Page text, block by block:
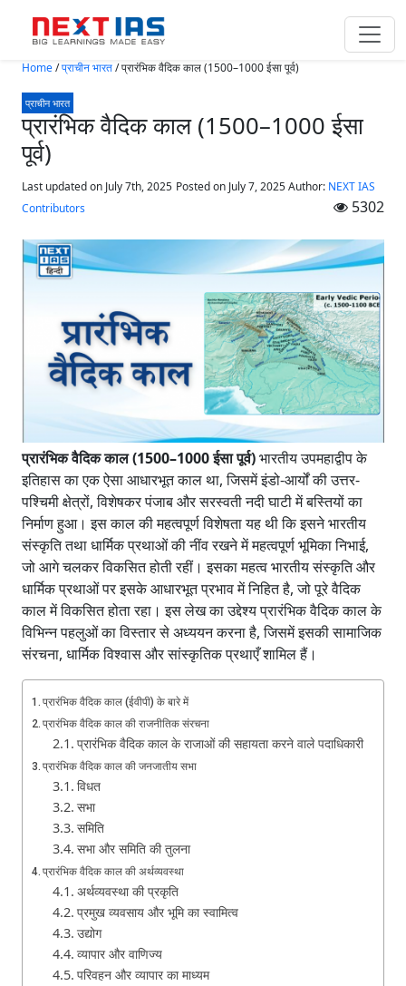
Skip to main content
Home/प्राचीन भारत/प्रारंभिक वैदिक काल (1500–1000 ईसा पूर्व)
प्राचीन भारत
प्रारंभिक वैदिक काल (1500–1000 ईसा
पूर्व)
Last updated on July 7th, 2025 Posted on July 7, 2025Author: NEXT IAS
Contributors
5302
प्रारंभिक वैदिक काल (1500–1000 ईसा पूर्व)भारतीय उपमहाद्वीप के
इतिहास का एक ऐसा आधारभूत काल था, जिसमें इंडो-आर्यों की उत्तर-
पश्चिमी क्षेत्रों, विशेषकर पंजाब और सरस्वती नदी घाटी में बस्तियों का
निर्माण हुआ। इस काल की महत्वपूर्ण विशेषता यह थी कि इसने भारतीय
संस्कृति तथा धार्मिक प्रथाओं की नींव रखने में महत्वपूर्ण भूमिका निभाई,
जो आगे चलकर विकसित होती रहीं। इसका महत्व भारतीय संस्कृति और
धार्मिक प्रथाओं पर इसके आधारभूत प्रभाव में निहित है, जो पूरे वैदिक
काल में विकसित होता रहा। इस लेख का उद्देश्य प्रारंभिक वैदिक काल के
विभिन्न पहलुओं का विस्तार से अध्ययन करना है, जिसमें इसकी सामाजिक
संरचना, धार्मिक विश्वास और सांस्कृतिक प्रथाएँ शामिल हैं।
प्रारंभिक वैदिक काल (ईवीपी) के बारे में
प्रारंभिक वैदिक काल की राजनीतिक संरचना
प्रारंभिक वैदिक काल के राजाओं की सहायता करने वाले पदाधिकारी
प्रारंभिक वैदिक काल की जनजातीय सभा
विधत
सभा
समिति
सभा और समिति की तुलना
प्रारंभिक वैदिक काल की अर्थव्यवस्था
अर्थव्यवस्था की प्रकृति
प्रमुख व्यवसाय और भूमि का स्वामित्व
उद्योग
व्यापार और वाणिज्य
परिवहन और व्यापार का माध्यम